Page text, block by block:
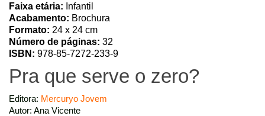
Faixa etária: Infantil
Acabamento: Brochura
Formato: 24 x 24 cm
Número de páginas: 32
ISBN: 978-85-7272-233-9
Pra que serve o zero?
Editora: Mercuryo Jovem
Autor: Ana Vicente